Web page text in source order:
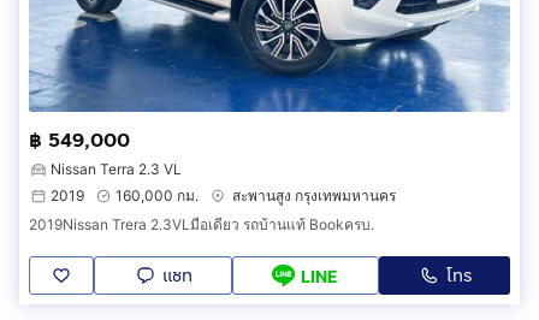
฿ 549,000
Nissan Terra 2.3 VL
2019
160,000 กม.
สะพานสูง กรุงเทพมหานคร
2019Nissan Trera 2.3VLมือเดียว รถบ้านแท้ Bookครบ.
แชท LINE โทร